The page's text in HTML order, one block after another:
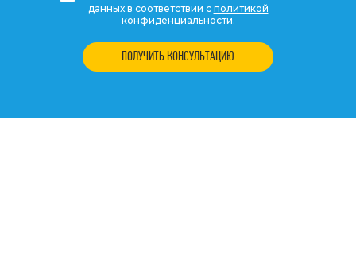
данных в соответствии с политикой
конфиденциальности.
ПОЛУЧИТЬ КОНСУЛЬТАЦИЮ